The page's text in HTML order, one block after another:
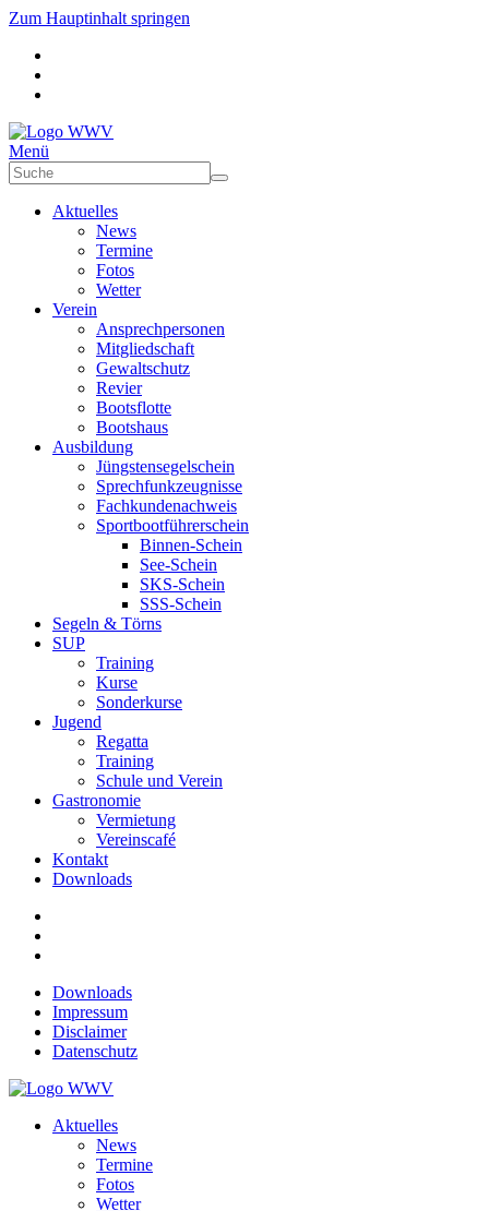
Zum Hauptinhalt springen
Menü
Aktuelles
News
Termine
Fotos
Wetter
Verein
Ansprechpersonen
Mitgliedschaft
Gewaltschutz
Revier
Bootsflotte
Bootshaus
Ausbildung
Jüngstensegelschein
Sprechfunkzeugnisse
Fachkundenachweis
Sportbootführerschein
Binnen-Schein
See-Schein
SKS-Schein
SSS-Schein
Segeln & Törns
SUP
Training
Kurse
Sonderkurse
Jugend
Regatta
Training
Schule und Verein
Gastronomie
Vermietung
Vereinscafé
Kontakt
Downloads
Downloads
Impressum
Disclaimer
Datenschutz
Aktuelles
News
Termine
Fotos
Wetter